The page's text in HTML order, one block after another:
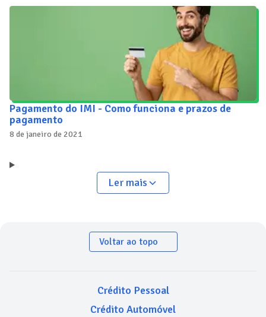
Pagamento do IMI - Como funciona e prazos de
pagamento
8 de janeiro de 2021
Ler mais
Voltar ao topo
Crédito Pessoal
Crédito Automóvel